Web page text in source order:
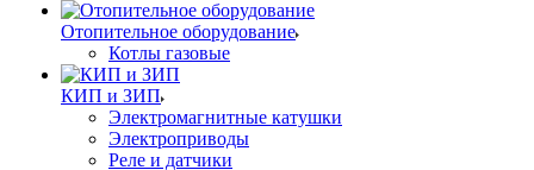
Отопительное оборудование
Котлы газовые
КИП и ЗИП
Электромагнитные катушки
Электроприводы
Реле и датчики